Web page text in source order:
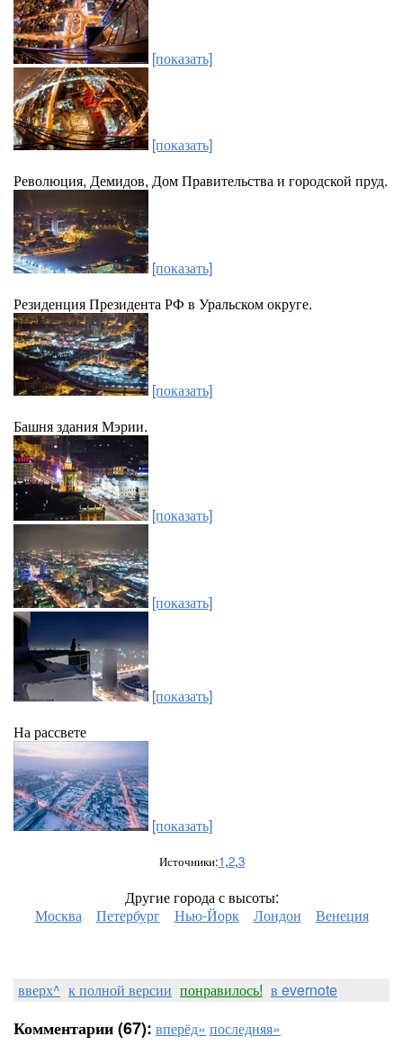
[показать]
[показать]
Революция, Демидов, Дом Правительства и городской пруд.
[показать]
Резиденция Президента РФ в Уральском округе.
[показать]
Башня здания Мэрии.
[показать]
[показать]
[показать]
На рассвете
[показать]
Источники:1,2,3
Другие города с высоты:
Москва
Петербург Нью-Йорк Лондон Венеция
вверх^ к полной версии понравилось! в evernote
Комментарии (67): вперёд» последняя»